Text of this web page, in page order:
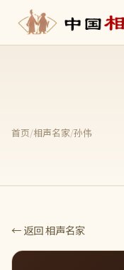
首页/相声名家/孙伟
← 返回 相声名家